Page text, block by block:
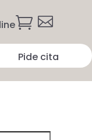
 
Pide cita